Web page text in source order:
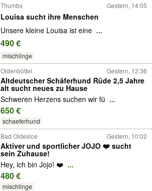
Thumby Gestern, 14:05
Louisa sucht ihre Menschen
Unsere kleine Louisa ist eine ...
490 €
mischlinge
Oldenbüttel Gestern, 12:36
Altdeutscher Schäferhund Rüde 2,5 Jahre
alt sucht neues zu Hause
Schweren Herzens suchen wir fü ...
650 €
schaeferhund
Bad Oldesloe Gestern, 10:02
Aktiver und sportlicher JOJO ❤️ sucht
sein Zuhause!
Hey, ich bin Jojo! ❤️ ...
480 €
mischlinge